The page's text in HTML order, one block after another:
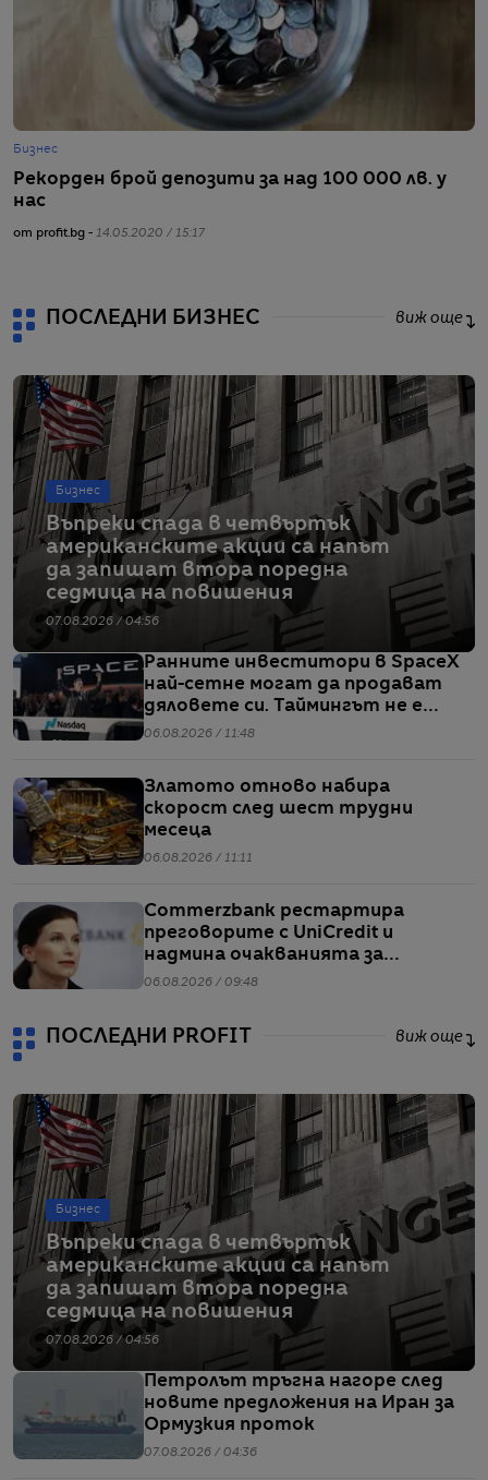
Бизнес
Рекорден брой депозити за над 100 000 лв. у
нас
от profit.bg - 14.05.2020 / 15:17
ПОСЛЕДНИ БИЗНЕС виж още
Бизнес
Въпреки спада в четвъртък
американските акции са напът
да запишат втора поредна
седмица на повишения
07.08.2026 / 04:56
Ранните инвеститори в SpaceX
най-сетне могат да продават
дяловете си. Таймингът не е
идеален
06.08.2026 / 11:48
Златото отново набира
скорост след шест трудни
месеца
06.08.2026 / 11:11
Commerzbank рестартира
преговорите с UniCredit и
надмина очакванията за
тримесечието
06.08.2026 / 09:48
ПОСЛЕДНИ PROFIT виж още
Бизнес
Въпреки спада в четвъртък
американските акции са напът
да запишат втора поредна
седмица на повишения
07.08.2026 / 04:56
Петролът тръгна нагоре след
новите предложения на Иран за
Ормузкия проток
07.08.2026 / 04:36